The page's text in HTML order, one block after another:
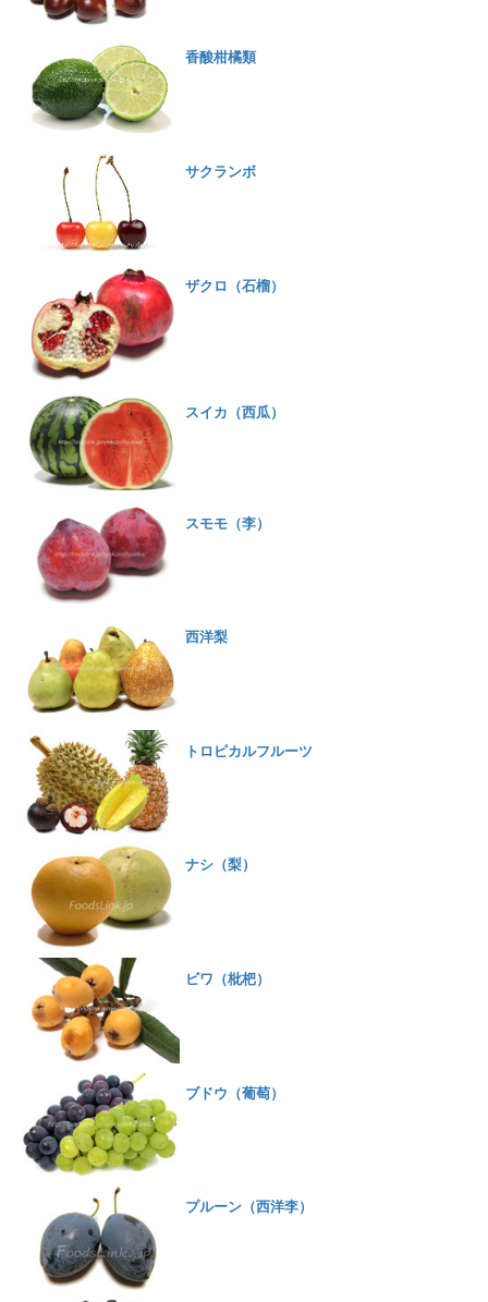
香酸柑橘類
サクランボ
ザクロ（石榴）
スイカ（西瓜）
スモモ（李）
西洋梨
トロピカルフルーツ
ナシ（梨）
ビワ（枇杷）
ブドウ（葡萄）
プルーン（西洋李）